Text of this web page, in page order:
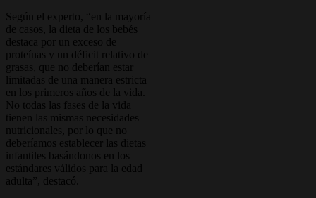
Según el experto, “en la mayoría
de casos, la dieta de los bebés
destaca por un exceso de
proteínas y un déficit relativo de
grasas, que no deberían estar
limitadas de una manera estricta
en los primeros años de la vida.
No todas las fases de la vida
tienen las mismas necesidades
nutricionales, por lo que no
deberíamos establecer las dietas
infantiles basándonos en los
estándares válidos para la edad
adulta”, destacó.